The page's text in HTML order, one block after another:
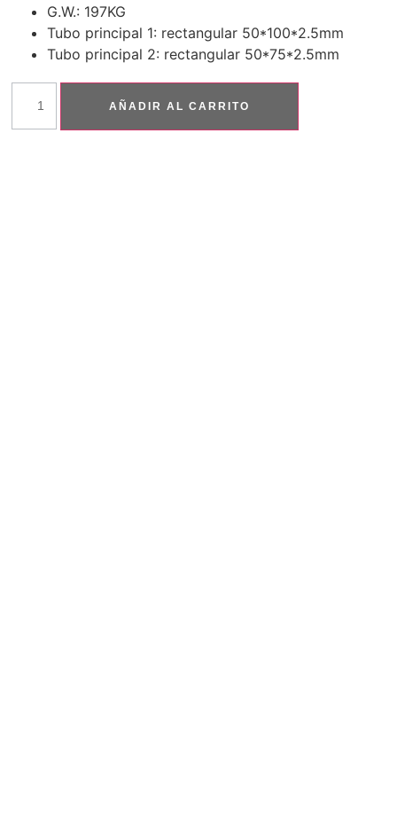
G.W.: 197KG
Tubo principal 1: rectangular 50*100*2.5mm
Tubo principal 2: rectangular 50*75*2.5mm
AÑADIR AL CARRITO